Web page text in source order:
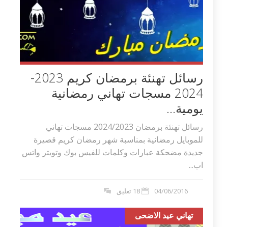
رسائل تهنئة برمضان كريم 2023-
2024 مسجات تهاني رمضانية
يومية...
رسائل تهنئة برمضان 2024/2023 مسجات تهاني
للموبايل رمضانية بمناسبة شهر رمضان كريم قصيرة
جديدة مضحكة عبارات وكلمات للفيس بوك وتويتر واتس
اب...
04/06/2016 18 تعليق
تهاني عيد الاضحى